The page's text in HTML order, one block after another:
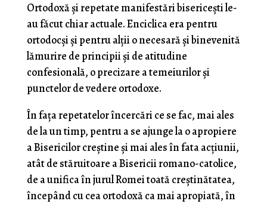
Ortodoxă şi repetate manifestări bisericeşti le-
au făcut chiar actuale. Enciclica era pentru
ortodocşi şi pentru alţii o necesară şi bineve­nită
lămurire de principii şi de atitudine
confesională, o precizare a temeiurilor şi
punctelor de vedere ortodoxe.
În fața repetatelor încercări ce se fac, mai ales
de la un timp, pentru a se ajunge la o apropiere
a Bisericilor creştine şi mai ales în fata acţiunii,
atât de stăruitoare a Bisericii romano-catolice,
de a unifica în jurul Romei toată creştinătatea,
începând cu cea ortodoxă ca mai apropiată, în